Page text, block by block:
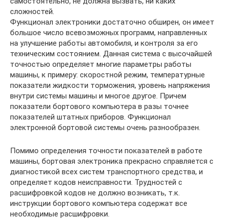
сложностей.
Функционал электроники достаточно обширен, он имеет
большое число всевозможных программ, направленных
на улучшение работы автомобиля, и контроля за его
техническим состоянием. Данная система с высочайшей
точностью определяет многие параметры работы
машины, к примеру: скоростной режим, температурные
показатели жидкости торможения, уровень напряжения
внутри системы машины и многое другое. Причем
показатели бортового компьютера в разы точнее
показателей штатных приборов. Функционал
электронной бортовой системы очень разнообразен.
Помимо определения точности показателей в работе
машины, бортовая электроника прекрасно справляется с
диагностикой всех систем транспортного средства, и
определяет кодов неисправности. Трудностей с
расшифровкой кодов не должно возникать, т.к.
инструкции бортового компьютера содержат все
необходимые расшифровки.